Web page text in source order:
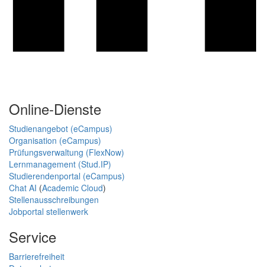
Online-Dienste
Studienangebot (eCampus)
Organisation (eCampus)
Prüfungsverwaltung (FlexNow)
Lernmanagement (Stud.IP)
Studierendenportal (eCampus)
Chat AI (Academic Cloud)
Stellenausschreibungen
Jobportal stellenwerk
Service
Barrierefreiheit